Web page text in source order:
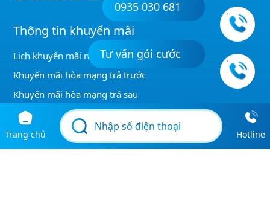
Lịch khuyến mãi nạp thẻ Mobi
Khuyến mãi hòa mạng trả trước
Khuyến mãi hòa mạng trả sau
Kiểm tra gói KM được đăng ký
Khuyến mãi GỌI MobiFone
Khuyến mãi gọi nội mạng Mobi
Điều khoản & Chính sách
0935 030 681
Tư vấn gói cước